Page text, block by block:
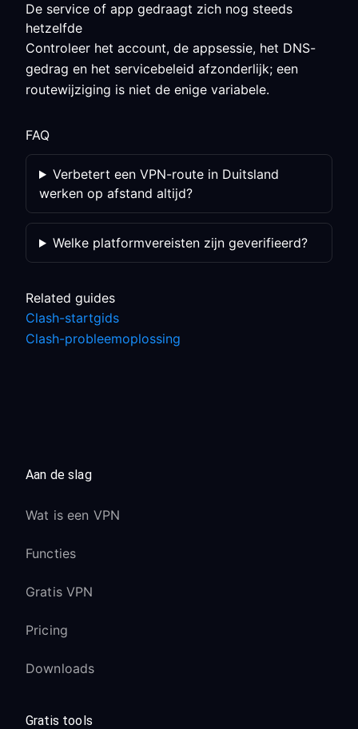
De service of app gedraagt zich nog steeds
hetzelfde
Controleer het account, de appsessie, het DNS-
gedrag en het servicebeleid afzonderlijk; een
routewijziging is niet de enige variabele.
FAQ
Verbetert een VPN-route in Duitsland
werken op afstand altijd?
Welke platformvereisten zijn geverifieerd?
Related guides
Clash-startgids
Clash-probleemoplossing
Aan de slag
Wat is een VPN
Functies
Gratis VPN
Pricing
Downloads
Gratis tools